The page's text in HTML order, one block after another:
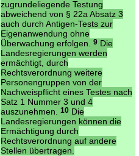
zugrundeliegende Testung
abweichend von § 22a Absatz 3
auch durch Antigen-Tests zur
Eigenanwendung ohne
Überwachung erfolgen.
9Die
Landesregierungen werden
ermächtigt, durch
Rechtsverordnung weitere
Personengruppen von der
Nachweispflicht eines Testes nach
Satz 1 Nummer 3 und 4
auszunehmen.
10Die
Landesregierungen können die
Ermächtigung durch
Rechtsverordnung auf andere
Stellen übertragen.